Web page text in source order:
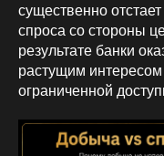
существенно
спроса со стороны
результате банки
растущим интересом
ограниченной